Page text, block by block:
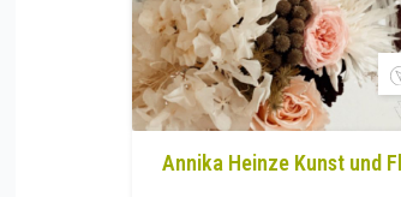
Annika Heinze Kunst und